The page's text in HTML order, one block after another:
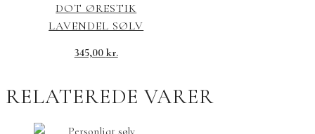
DOT ØRESTIK
LAVENDEL SØLV
345,00 kr.
RELATEREDE VARER